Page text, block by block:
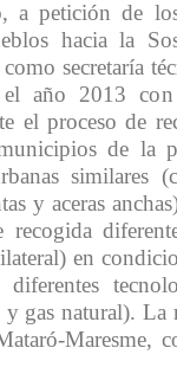
a petición de
hacia la
secretaría
año 2013
el proceso de
de la
similares
y aceras
recogida
en
diferentes
gas natural). La
Maresme,